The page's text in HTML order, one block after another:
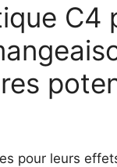
C4
pour leurs